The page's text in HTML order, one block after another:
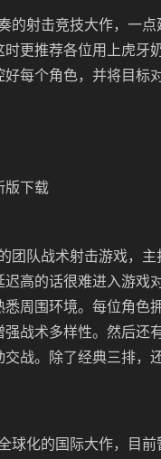
的射击竞技大作，一
更推荐各位用上虎牙
每个角色，并将目标
版下载
团队战术射击游戏，
高的话很难进入游戏
周围环境。每位角色
战术多样性。然后还
战。除了经典三排，
球化的国际大作，目